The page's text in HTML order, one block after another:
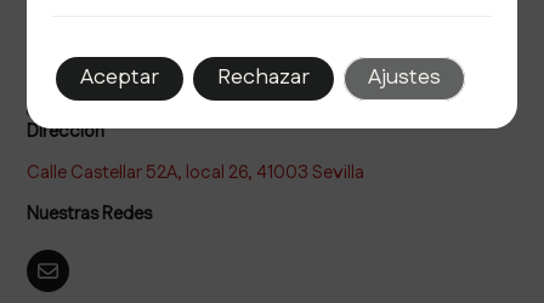
Correo electrónico
Dirección
Calle Castellar 52A, local 26, 41003 Sevilla
Nuestras Redes
Aceptar Rechazar Ajustes